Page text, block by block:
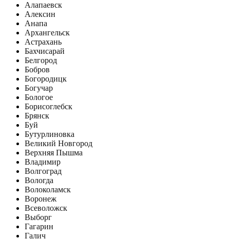
Алапаевск
Алексин
Анапа
Архангельск
Астрахань
Бахчисарай
Белгород
Бобров
Богородицк
Богучар
Бологое
Борисоглебск
Брянск
Буй
Бутурлиновка
Великий Новгород
Верхняя Пышма
Владимир
Волгоград
Вологда
Волоколамск
Воронеж
Всеволожск
Выборг
Гагарин
Галич